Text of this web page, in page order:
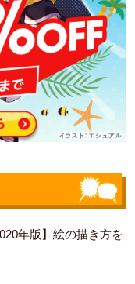
年版】絵の描き方を